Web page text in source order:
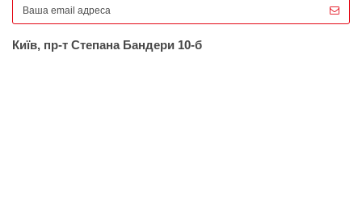
Київ, пр-т Степана Бандери 10-б